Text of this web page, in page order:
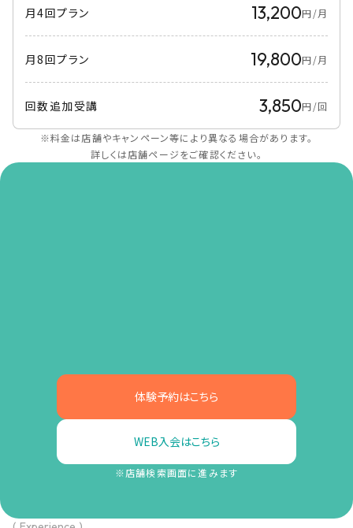
月4回プラン 13,200円/月
月8回プラン 19,800円/月
回数追加受講 3,850円/回
※料金は店舗やキャンペーン等により異なる場合があります。
詳しくは店舗ページをご確認ください。
体験予約はこちら
WEB入会はこちら
※店舗検索画面に進みます